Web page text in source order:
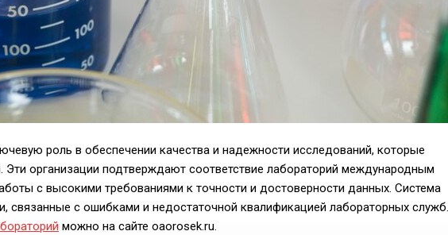
роль в обеспечении качества и надежности исследований, которые
Эти организации подтверждают соответствие лабораторий международным
с высокими требованиями к точности и достоверности данных. Система
связанные с ошибками и недостаточной квалификацией лабораторных служб.
можно на сайте oaorosek.ru.